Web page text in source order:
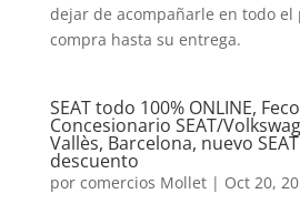
dejar de acompañarle en todo el
compra hasta su entrega.
SEAT todo 100% ONLINE,
Concesionario SEAT/
Vallès, Barcelona, nuevo
descuento
por comercios Mollet| Oct 20,